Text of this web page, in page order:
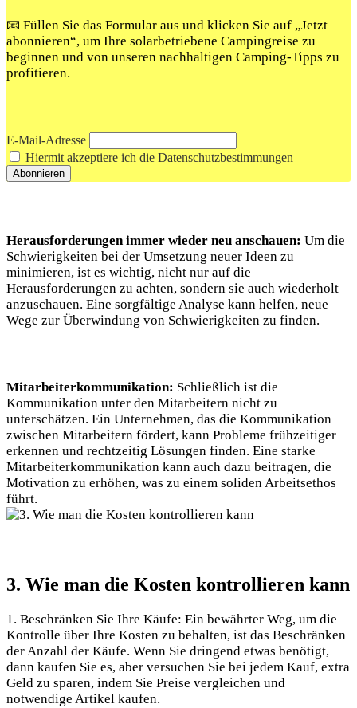
📧 Füllen Sie das Formular aus und klicken Sie auf „Jetzt
abonnieren“, um Ihre solarbetriebene Campingreise zu
beginnen und von unseren nachhaltigen Camping-Tipps zu
profitieren.
E-Mail-Adresse
Hiermit akzeptiere ich die Datenschutzbestimmungen
Herausforderungen immer wieder neu anschauen: Um die
Schwierigkeiten bei der Umsetzung neuer Ideen zu
minimieren, ist es wichtig, nicht nur auf die
Herausforderungen zu achten, sondern sie auch wiederholt
anzuschauen. Eine sorgfältige Analyse kann helfen, neue
Wege zur Überwindung von Schwierigkeiten zu finden.
Mitarbeiterkommunikation: Schließlich ist die
Kommunikation unter den Mitarbeitern nicht zu
unterschätzen. Ein Unternehmen, das die Kommunikation
zwischen Mitarbeitern fördert, kann Probleme frühzeitiger
erkennen und rechtzeitig Lösungen finden. Eine starke
Mitarbeiterkommunikation kann auch dazu beitragen, die
Motivation zu erhöhen, was zu einem soliden Arbeitsethos
führt.
3. Wie man die Kosten kontrollieren kann
1. Beschränken Sie Ihre Käufe: Ein bewährter Weg, um die
Kontrolle über Ihre Kosten zu behalten, ist das Beschränken
der Anzahl der Käufe. Wenn Sie dringend etwas benötigt,
dann kaufen Sie es, aber versuchen Sie bei jedem Kauf, extra
Geld zu sparen, indem Sie Preise vergleichen und
notwendige Artikel kaufen.